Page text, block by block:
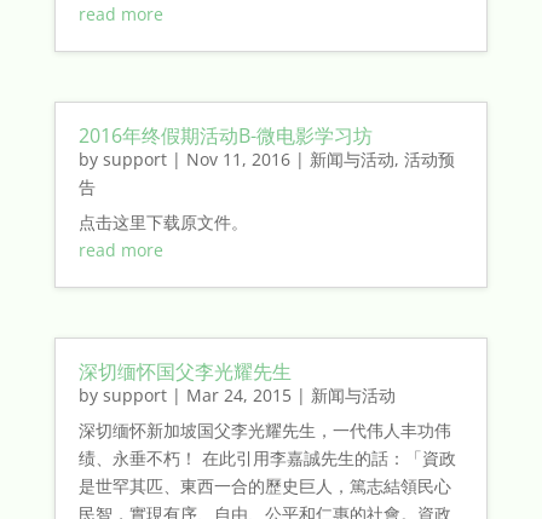
read more
2016年终假期活动B-微电影学习坊
by support| Nov 11, 2016| 新闻与活动, 活动预
告
点击这里下载原文件。
read more
深切缅怀国父李光耀先生
by support| Mar 24, 2015| 新闻与活动
深切缅怀新加坡国父李光耀先生，一代伟人丰功伟
绩、永垂不朽！ 在此引用李嘉誠先生的話：「資政
是世罕其匹、東西一合的歷史巨人，篤志結領民心
民智，實現有序、自由、公平和仁惠的社會。資政